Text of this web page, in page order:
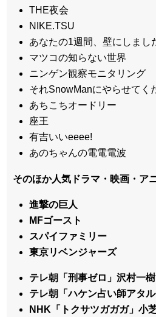
THE夜会
NIKE.TSU
あなたの1週間、壁にしまし
マツコの知らない世界
ニンゲン観察モニタリング
それSnowManにやらせてく
あちこちオードリー
座王
有吉いいeeee!
あのちゃんの電電電波
そのほか人気ドラマ・映画・ア
進撃の巨人
MFゴースト
スパイファミリー
東京リベンジャーズ
テレ朝「刑事ゼロ」沢村一樹
テレ朝「ハケン占い師アタ
NHK「トクサツガガガ」小